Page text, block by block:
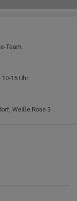
Team.
15 Uhr
Weiße Rose 3